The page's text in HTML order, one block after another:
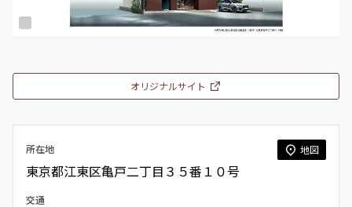
オリジナルサイト
所在地 地図
東京都江東区亀戸二丁目３５番１０号
交通